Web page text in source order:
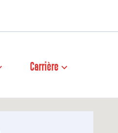
Carrière